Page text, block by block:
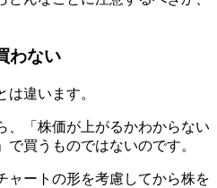
わない
違います。
、「株価が上がるかわからない
買うものではないのです。
ャートの形を考慮してから株を